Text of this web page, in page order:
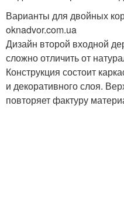
Варианты для двойных
oknadvor.com.ua
Дизайн второй входной
сложно отличить от
Конструкция состоит
и декоративного слоя.
повторяет фактуру